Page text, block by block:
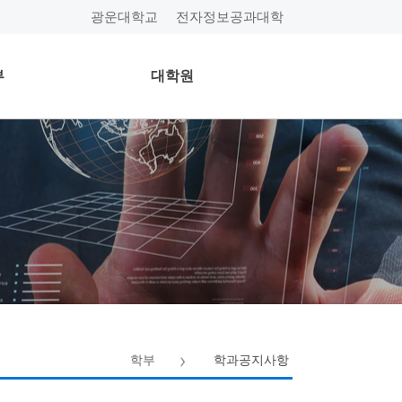
광운대학교 전자정보공과대학
대학원
학부 학과공지사항